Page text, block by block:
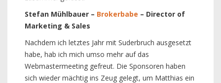
Stefan Mühlbauer – Brokerbabe – Director of
Marketing & Sales
Nachdem ich letztes Jahr mit Suderbruch ausgesetzt
habe, hab ich mich umso mehr auf das
Webmastermeeting gefreut. Die Sponsoren haben
sich wieder mächtig ins Zeug gelegt, um Matthias ein